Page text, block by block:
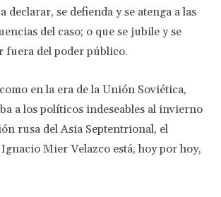
declarar, se defienda y se atenga a las
del caso; o que se jubile y se
fuera del poder público.
en la era de la Unión Soviética,
a los políticos indeseables al invierno
rusa del Asia Septentrional, el
Mier Velazco está, hoy por hoy,